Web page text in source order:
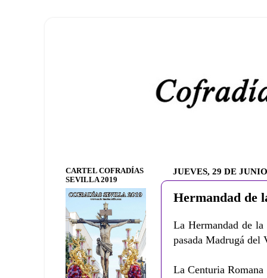
JUEVES, 29 DE
Hermandad de
La Hermandad de la
pasada Madrugá del
La Centuria
CARTEL COFRADÍAS
SEVILLA 2019